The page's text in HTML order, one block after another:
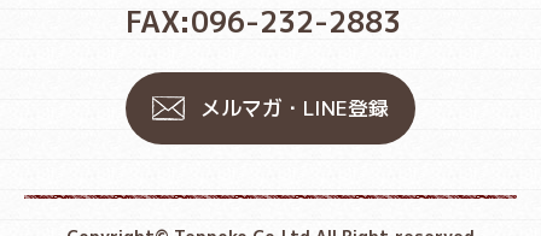
FAX:096-232-2883
メルマガ・LINE登録